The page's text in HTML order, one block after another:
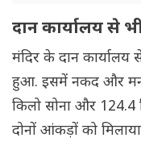
दान कार्यालय से
मंदिर के दान कार्यालय
हुआ. इसमें नकद और
किलो सोना और 124.4
दोनों आंकड़ों को